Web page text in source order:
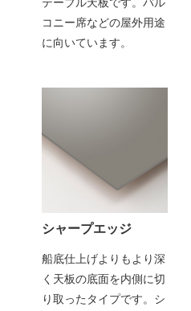
コニー席などの屋外用途
に向いています。
シャープエッジ
船底仕上げよりもより深
く天板の底面を内側に切
り取ったタイプです。シ